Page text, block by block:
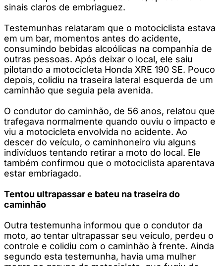
sinais claros de embriaguez.
Testemunhas relataram que o motociclista estava
em um bar, momentos antes do acidente,
consumindo bebidas alcoólicas na companhia de
outras pessoas. Após deixar o local, ele saiu
pilotando a motocicleta Honda XRE 190 SE. Pouco
depois, colidiu na traseira lateral esquerda de um
caminhão que seguia pela avenida.
O condutor do caminhão, de 56 anos, relatou que
trafegava normalmente quando ouviu o impacto e
viu a motocicleta envolvida no acidente. Ao
descer do veículo, o caminhoneiro viu alguns
indivíduos tentando retirar a moto do local. Ele
também confirmou que o motociclista aparentava
estar embriagado.
Tentou ultrapassar e bateu na traseira do
caminhão
Outra testemunha informou que o condutor da
moto, ao tentar ultrapassar seu veículo, perdeu o
controle e colidiu com o caminhão à frente. Ainda
segundo esta testemunha, havia uma mulher